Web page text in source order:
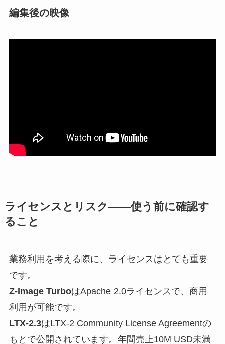
編集後の映像
ライセンスとリスク——使う前に確認す
ること
業務利用を考える際に、ライセンスはとても重要
です。
Z-Image TurboはApache 2.0ライセンスで、商用
利用が可能です。
LTX-2.3はLTX-2 Community License Agreementの
もとで公開されています。年間売上10M USD未満